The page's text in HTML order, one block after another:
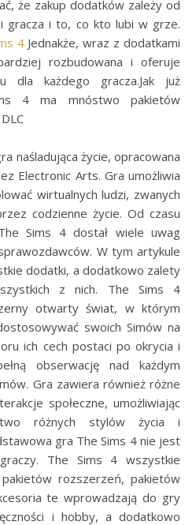
że zakup dodatków zależy od
gracza i to, co kto lubi w grze.
4Jednakże, wraz z dodatkami
rozbudowana i oferuje
dla każdego gracza.Jak już
4 ma mnóstwo pakietów
naśladująca życie, opracowana
Electronic Arts. Gra umożliwia
wirtualnych ludzi, zwanych
codzienne życie. Od czasu
Sims 4 dostał wiele uwag
W tym artykule
dodatki, a dodatkowo zalety
z nich. The Sims 4
otwarty świat, w którym
swoich Simów na
ich cech postaci po okrycia i
obserwację nad każdym
Gra zawiera również różne
społeczne, umożliwiając
różnych stylów życia i
gra The Sims 4 nie jest
The Sims 4 wszystkie
rozszerzeń, pakietów
te wprowadzają do gry
i hobby, a dodatkowo